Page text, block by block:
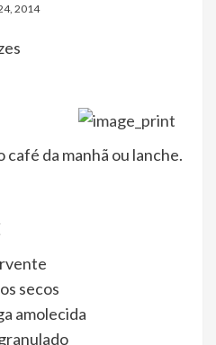
2014
café da manhã ou lanche.
secos
amolecida